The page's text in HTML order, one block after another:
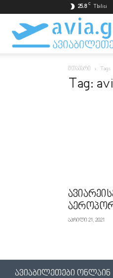
25.8 C Tbilisi
მთავარი Tags
Tag:
აპრილი 21, 2021
ავიაბილეთები ონლაინ